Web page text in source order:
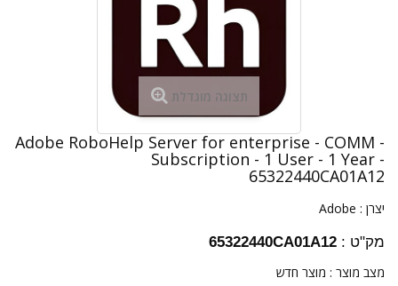
תצוגה מוגדלת
Adobe RoboHelp Server for enterprise - COMM -
Subscription - 1 User - 1 Year -
65322440CA01A12
יצרן : Adobe
מק"ט : 65322440CA01A12
מצב מוצר : מוצר חדש